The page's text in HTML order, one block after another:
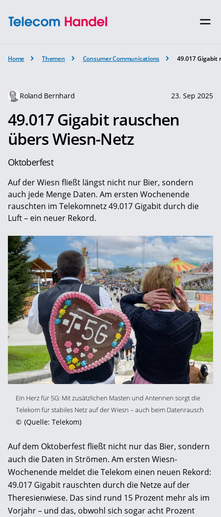
Home Themen Consumer Communications 49.017 Gigabit
Roland Bernhard 23. Sep 2025
49.017 Gigabit rauschen
übers Wiesn-Netz
Oktoberfest
Auf der Wiesn fließt längst nicht nur Bier, sondern
auch jede Menge Daten. Am ersten Wochenende
rauschten im Telekomnetz 49.017 Gigabit durch die
Luft – ein neuer Rekord.
Ein Herz für 5G: Mit zusätzlichen Masten und Antennen sorgt die
Telekom für stabiles Netz auf der Wiesn – auch beim Datenrausch
© (Quelle: Telekom)
Auf dem Oktoberfest fließt nicht nur das Bier, sondern
auch die Daten in Strömen. Am ersten Wiesn-
Wochenende meldet die Telekom einen neuen Rekord:
49.017 Gigabit rauschten durch die Netze auf der
Theresienwiese. Das sind rund 15 Prozent mehr als im
Vorjahr – und das, obwohl sich sogar acht Prozent